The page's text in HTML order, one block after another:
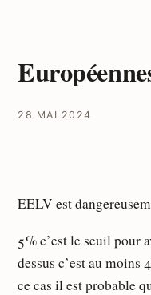
28 MAI 2024
EELV est
5 % c’est le seuil pour
dessus c’est au moins
ce cas il est probable